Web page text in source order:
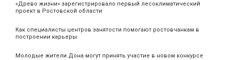
«Древо жизни» зарегистрировало первый лесоклиматический
проект в Ростовской области
Как специалисты центров занятости помогают ростовчанкам в
построении карьеры
Молодые жители Дона могут принять участие в новом конкурсе